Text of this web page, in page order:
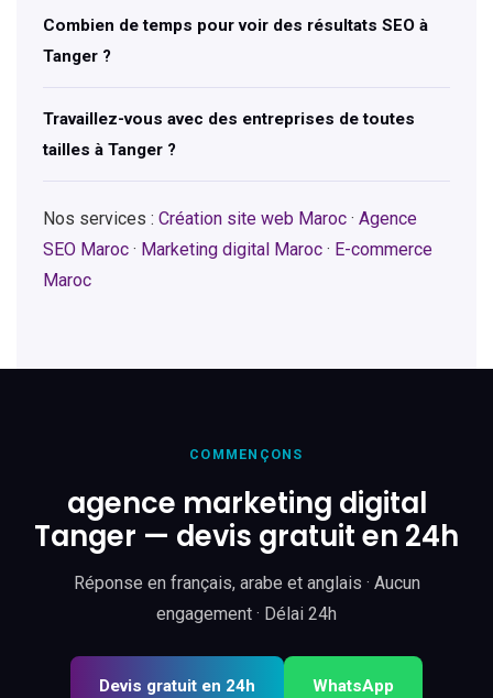
Combien de temps pour voir des résultats SEO à
Tanger ?
Travaillez-vous avec des entreprises de toutes
tailles à Tanger ?
Nos services : Création site web Maroc · Agence
SEO Maroc · Marketing digital Maroc · E-commerce
Maroc
COMMENÇONS
agence marketing digital
Tanger — devis gratuit en 24h
Réponse en français, arabe et anglais · Aucun
engagement · Délai 24h
Devis gratuit en 24h WhatsApp